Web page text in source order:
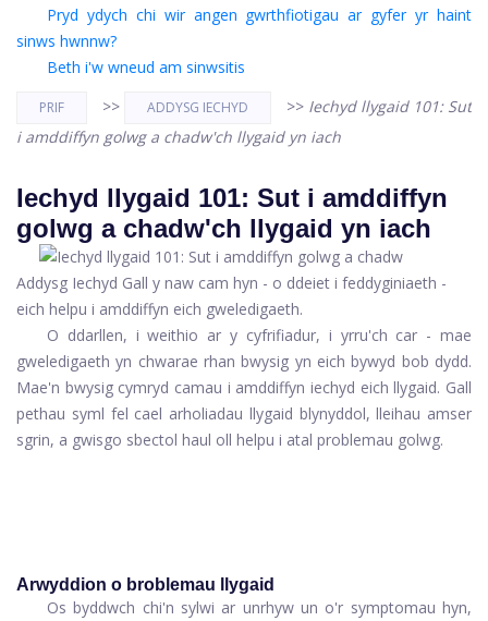
Pryd ydych chi wir angen gwrthfiotigau ar gyfer yr haint
sinws hwnnw?
Beth i'w wneud am sinwsitis
PRIF >> ADDYSG IECHYD >> Iechyd llygaid 101: Sut
i amddiffyn golwg a chadw'ch llygaid yn iach
Iechyd llygaid 101: Sut i amddiffyn
golwg a chadw'ch llygaid yn iach
Addysg Iechyd Gall y naw cam hyn - o ddeiet i feddyginiaeth -
eich helpu i amddiffyn eich gweledigaeth.
O ddarllen, i weithio ar y cyfrifiadur, i yrru'ch car - mae
gweledigaeth yn chwarae rhan bwysig yn eich bywyd bob dydd.
Mae'n bwysig cymryd camau i amddiffyn iechyd eich llygaid. Gall
pethau syml fel cael arholiadau llygaid blynyddol, lleihau amser
sgrin, a gwisgo sbectol haul oll helpu i atal problemau golwg.
Arwyddion o broblemau llygaid
Os byddwch chi'n sylwi ar unrhyw un o'r symptomau hyn,